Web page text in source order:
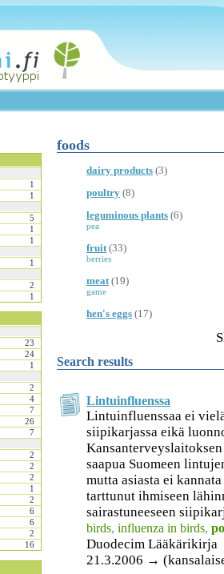
1
1
5
1
1
1
2
1
23
24
1
2
4
7
26
7
2
2
2
1
2
6
6
2
16
foods
dairy products (3)
poultry (8)
leguminous plants (6)
pea
fruit (33)
berries
meat (19)
game
hen's eggs (17)
Search results
Lintuinfluenssa
Lintuinfluenssaa ei
siipikarjassa eikä
saapua Suomeen
mutta asiasta ei
tarttunut ihmiseen
sairastuneeseen
birds, influenza in birds,
Duodecim Lääkärikirja
21.3.2006 →